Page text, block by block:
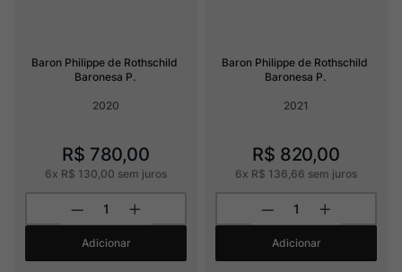
Baron Philippe de Rothschild
Baronesa P.
2020
R$ 780,00
6x R$ 130,00 sem juros
Adicionar
Baron Philippe de Rothschild
Baronesa P.
2021
R$ 820,00
6x R$ 136,66 sem juros
Adicionar